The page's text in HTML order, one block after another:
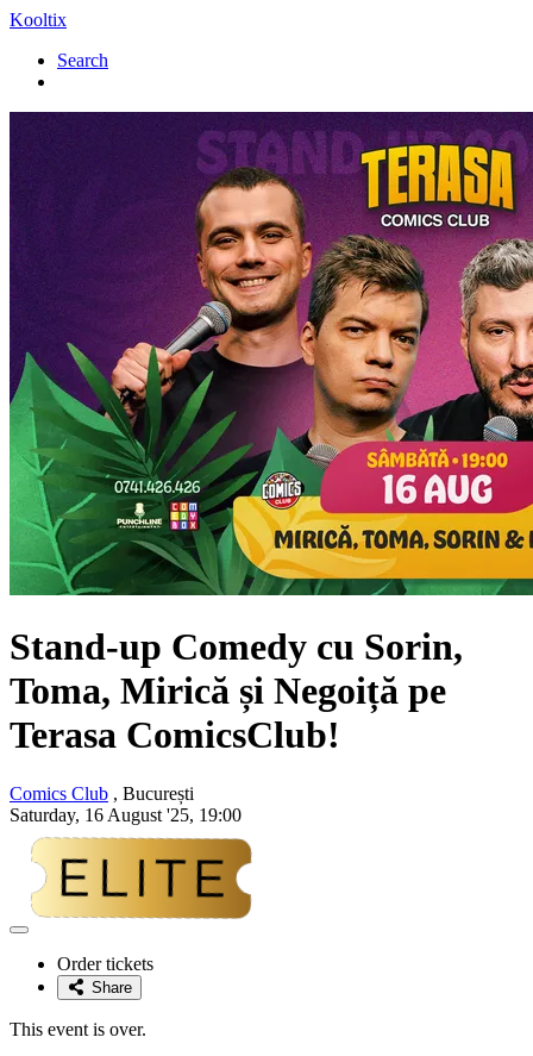
Kooltix
Search
Stand-up Comedy cu Sorin,
Toma, Mirică și Negoiță pe
Terasa ComicsClub!
Comics Club , București
Saturday, 16 August '25, 19:00
Adaugă
favoriteOrder tickets
Share
This event is over.